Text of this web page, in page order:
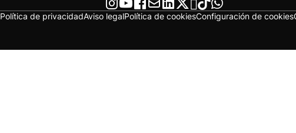
Política de privacidadAviso legalPolítica de cookiesConfiguración de cookies